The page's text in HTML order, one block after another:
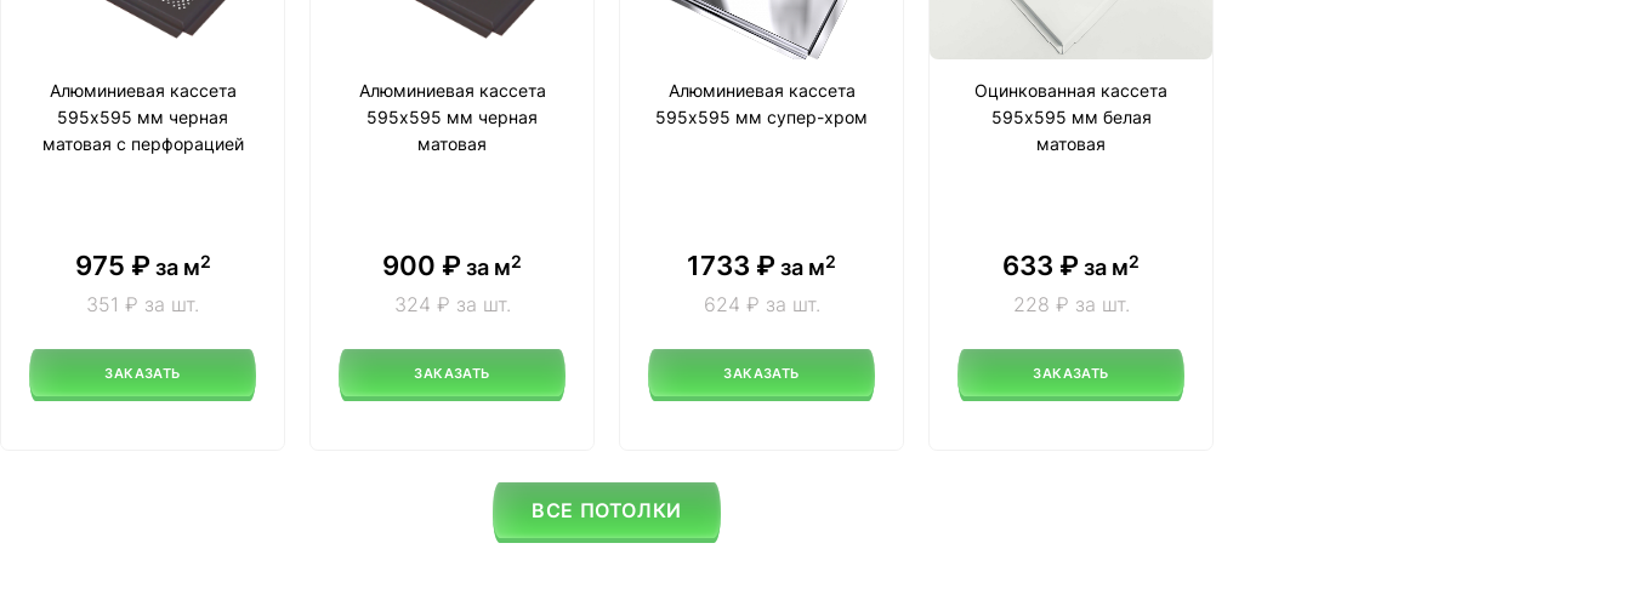
Алюминиевая кассета
595х595 мм черная
матовая с перфорацией
975 ₽ за м2
351 ₽ за шт.
ЗАКАЗАТЬ
Алюминиевая кассета
595х595 мм черная
матовая
900 ₽ за м2
324 ₽ за шт.
ЗАКАЗАТЬ
Алюминиевая кассета
595х595 мм супер-хром
1733 ₽ за м2
624 ₽ за шт.
ЗАКАЗАТЬ
Оцинкованная кассета
595х595 мм белая
матовая
633 ₽ за м2
228 ₽ за шт.
ЗАКАЗАТЬ
ВСЕ ПОТОЛКИ